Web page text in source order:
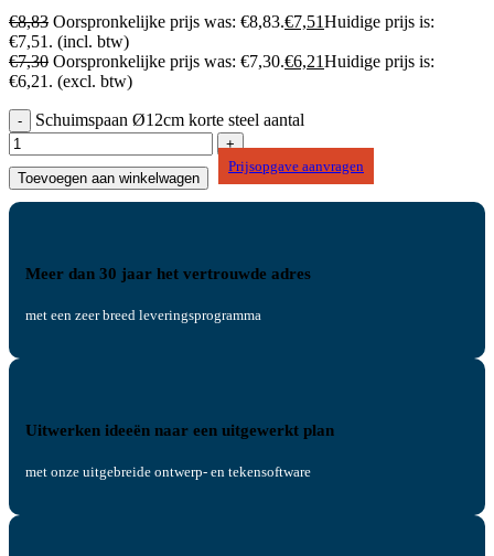
€8,83 Oorspronkelijke prijs was: €8,83.€7,51Huidige prijs is:
€7,51. (incl. btw)
€7,30 Oorspronkelijke prijs was: €7,30.€6,21Huidige prijs is:
€6,21. (excl. btw)
Schuimspaan Ø12cm korte steel aantal
Toevoegen aan winkelwagen
Prijsopgave aanvragen
Meer dan 30 jaar het vertrouwde adres
met een zeer breed leveringsprogramma
Uitwerken ideeën naar een uitgewerkt plan
met onze uitgebreide ontwerp- en tekensoftware